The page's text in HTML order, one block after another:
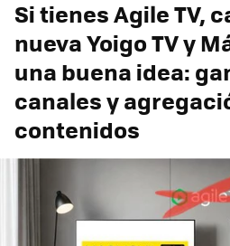
Si tienes Agile TV,
nueva Yoigo TV y
una buena idea:
canales y
contenidos